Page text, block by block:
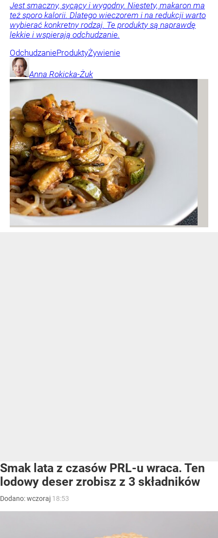
Jest smaczny, sycący i wygodny. Niestety, makaron ma
też sporo kalorii. Dlatego wieczorem i na redukcji warto
wybierać konkretny rodzaj. Te produkty są naprawdę
lekkie i wspierają odchudzanie.
OdchudzanieProduktyŻywienie
Anna Rokicka-Żuk
Smak lata z czasów PRL-u wraca. Ten
lodowy deser zrobisz z 3 składników
Dodano:wczoraj 18:53